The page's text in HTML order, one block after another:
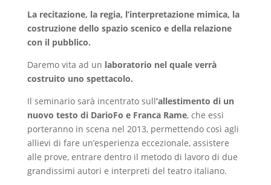
La recitazione, la regia, l’interpretazione mimica, la
costruzione dello spazio scenico e della relazione
con il pubblico.
Daremo vita ad un laboratorio nel quale verrà
costruito uno spettacolo.
Il seminario sarà incentrato sull’allestimento di un
nuovo testo di DarioFo e Franca Rame, che essi
porteranno in scena nel 2013, permettendo così agli
allievi di fare un’esperienza eccezionale, assistere
alle prove, entrare dentro il metodo di lavoro di due
grandissimi autori e interpreti del teatro italiano.